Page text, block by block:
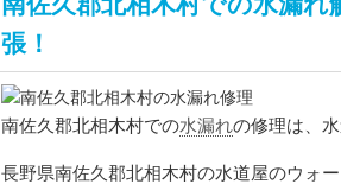
張！
南佐久郡北相木村での水漏れの修理は、
長野県南佐久郡北相木村の水道屋のウォ